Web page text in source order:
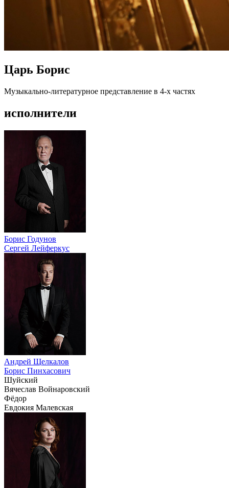
Царь Борис
Музыкально-литературное представление в 4-х частях
исполнители
Борис Годунов
Сергей Лейферкус
Андрей Щелкалов
Борис Пинхасович
Шуйский
Вячеслав Войнаровский
Фёдор
Евдокия Малевская